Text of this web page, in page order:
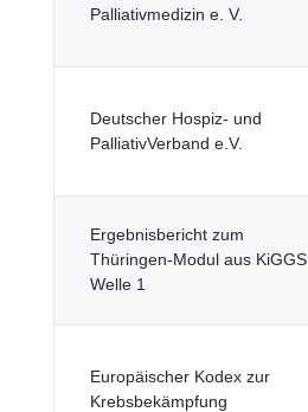
Palliativmedizin e. V.
Deutscher Hospiz- und
PalliativVerband e.V.
Ergebnisbericht zum
Thüringen-Modul aus KiGGS
Welle 1
Europäischer Kodex zur
Krebsbekämpfung